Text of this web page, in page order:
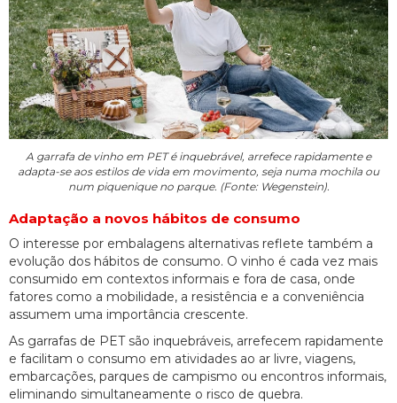
A garrafa de vinho em PET é inquebrável, arrefece rapidamente e
adapta-se aos estilos de vida em movimento, seja numa mochila ou
num piquenique no parque. (Fonte: Wegenstein).
Adaptação a novos hábitos de consumo
O interesse por embalagens alternativas reflete também a
evolução dos hábitos de consumo. O vinho é cada vez mais
consumido em contextos informais e fora de casa, onde
fatores como a mobilidade, a resistência e a conveniência
assumem uma importância crescente.
As garrafas de PET são inquebráveis, arrefecem rapidamente
e facilitam o consumo em atividades ao ar livre, viagens,
embarcações, parques de campismo ou encontros informais,
eliminando simultaneamente o risco de quebra.